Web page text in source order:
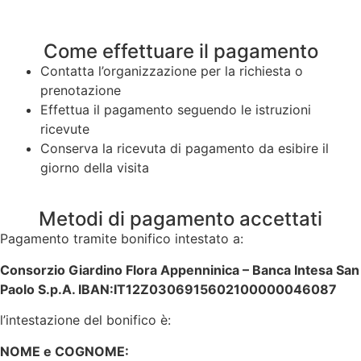
Come effettuare il pagamento
Contatta l’organizzazione per la richiesta o
prenotazione
Effettua il pagamento seguendo le istruzioni
ricevute
Conserva la ricevuta di pagamento da esibire il
giorno della visita
Metodi di pagamento accettati
Pagamento tramite bonifico intestato a:
Consorzio Giardino Flora Appenninica – Banca Intesa San
Paolo S.p.A. IBAN:IT12Z0306915602100000046087
l’intestazione del bonifico è:
NOME e COGNOME: